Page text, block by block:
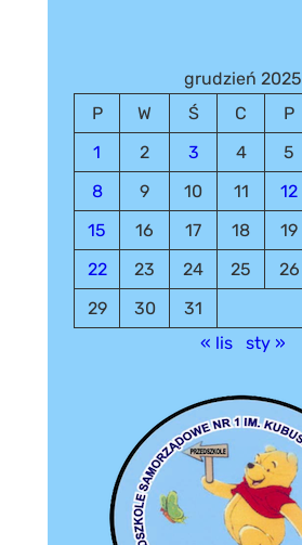
grudzień 2025
P
W Ś C P
1
2 3 4 5
8
9 10 11 12
15
16 17 18 19
22
23 24 25 26
29
30
31
« lis
sty »